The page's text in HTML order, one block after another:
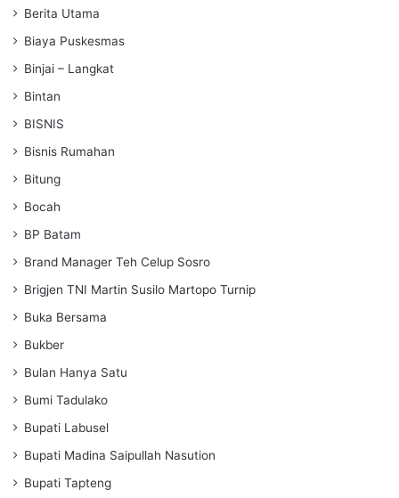
Berita Utama
Biaya Puskesmas
Binjai – Langkat
Bintan
BISNIS
Bisnis Rumahan
Bitung
Bocah
BP Batam
Brand Manager Teh Celup Sosro
Brigjen TNI Martin Susilo Martopo Turnip
Buka Bersama
Bukber
Bulan Hanya Satu
Bumi Tadulako
Bupati Labusel
Bupati Madina Saipullah Nasution
Bupati Tapteng